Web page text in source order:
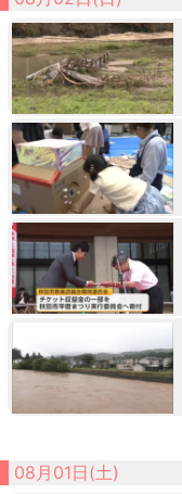
08月01日(土)